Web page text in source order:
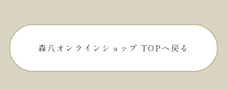
森八オンラインショップ TOPへ戻る